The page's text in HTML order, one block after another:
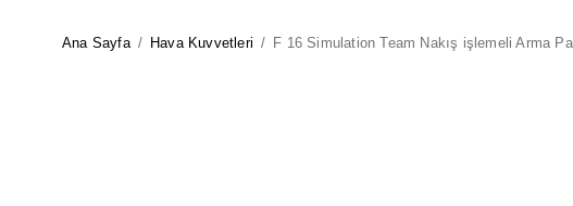
Ana Sayfa / Hava Kuvvetleri / F 16 Simulation Team Nakış işlemeli Arma